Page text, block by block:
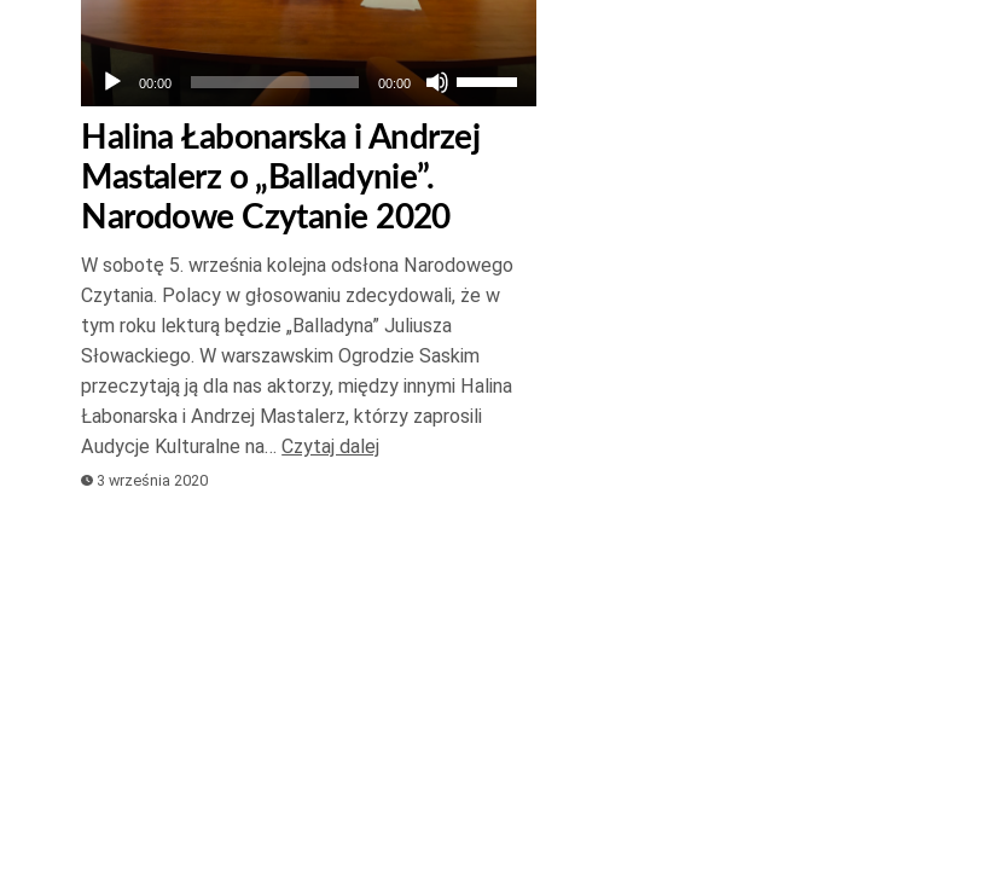
00:00 00:00
Używaj
strzałek
do
dołu
aby
zwiększyć
lub
zmniejszyć
Halina Łabonarska i Andrzej
Mastalerz o „Balladynie”.
Narodowe Czytanie 2020
W sobotę 5. września kolejna odsłona Narodowego
Czytania. Polacy w głosowaniu zdecydowali, że w
tym roku lekturą będzie „Balladyna” Juliusza
Słowackiego. W warszawskim Ogrodzie Saskim
przeczytają ją dla nas aktorzy, między innymi Halina
Łabonarska i Andrzej Mastalerz, którzy zaprosili
Audycje Kulturalne na…Czytaj dalej
3 września 2020